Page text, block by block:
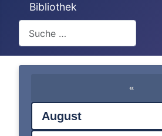
Bibliothek
«